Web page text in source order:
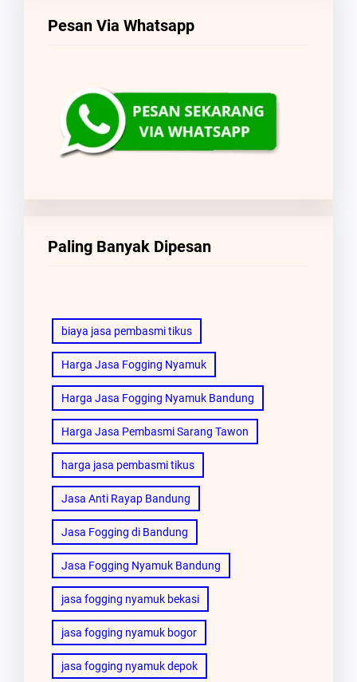
Pesan Via Whatsapp
Paling Banyak Dipesan
biaya jasa pembasmi tikus
Harga Jasa Fogging Nyamuk
Harga Jasa Fogging Nyamuk Bandung
Harga Jasa Pembasmi Sarang Tawon
harga jasa pembasmi tikus
Jasa Anti Rayap Bandung
Jasa Fogging di Bandung
Jasa Fogging Nyamuk Bandung
jasa fogging nyamuk bekasi
jasa fogging nyamuk bogor
jasa fogging nyamuk depok